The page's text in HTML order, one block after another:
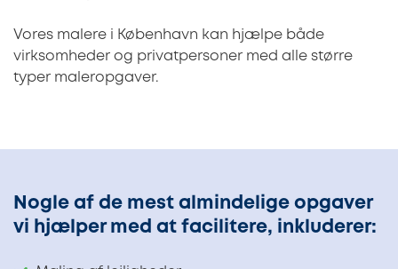
Vores malere i København kan hjælpe både
virksomheder og privatpersoner med alle større
typer maleropgaver.
Nogle af de mest almindelige opgaver
vi hjælper med at facilitere, inkluderer: